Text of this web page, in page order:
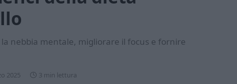
nebbia mentale, migliorare il focus e fornire
2025 3 min lettura